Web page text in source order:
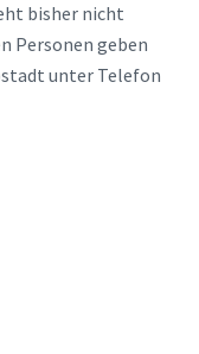
bisher nicht
Personen geben
unter Telefon